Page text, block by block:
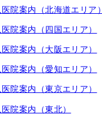
院案内（北海道エリア）
院案内（四国エリア）
院案内（大阪エリア）
院案内（愛知エリア）
院案内（東京エリア）
院案内（東北）